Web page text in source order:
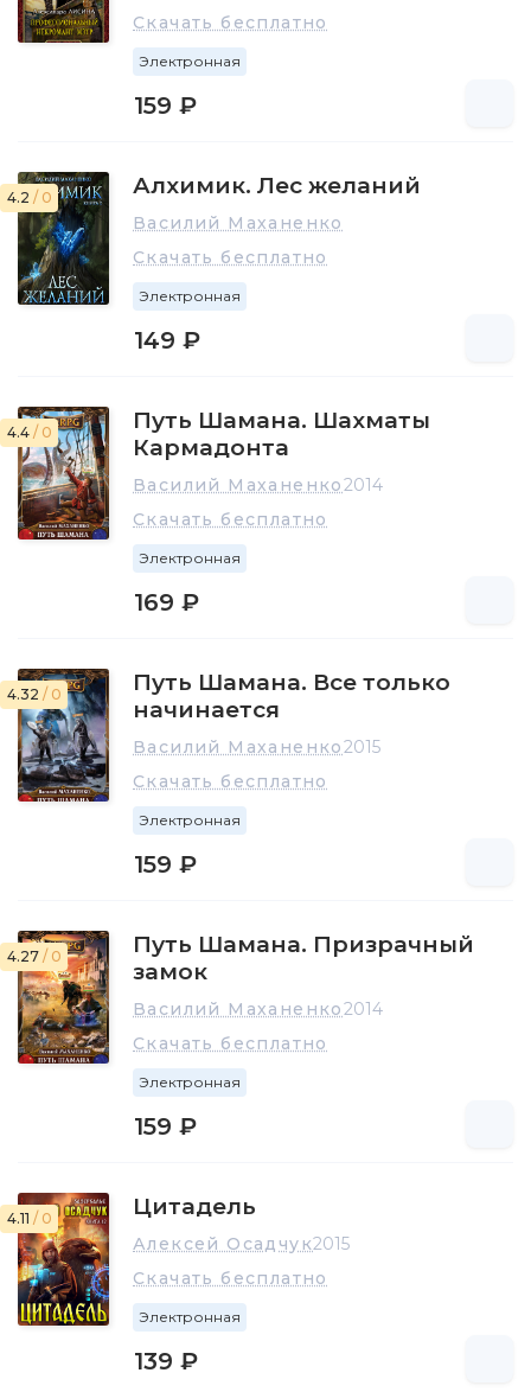
Скачать бесплатно
Электронная
159 ₽
4.2 / 0 Алхимик. Лес желаний
Василий Маханенко
Скачать бесплатно
Электронная
149 ₽
4.4 / 0
Путь Шамана. Шахматы
Кармадонта
Василий Маханенко2014
Скачать бесплатно
Электронная
169 ₽
4.32 / 0
Путь Шамана. Все только
начинается
Василий Маханенко2015
Скачать бесплатно
Электронная
159 ₽
4.27 / 0
Путь Шамана. Призрачный
замок
Василий Маханенко2014
Скачать бесплатно
Электронная
159 ₽
4.11 / 0 Цитадель
Алексей Осадчук2015
Скачать бесплатно
Электронная
139 ₽